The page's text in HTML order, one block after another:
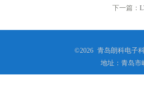
下一篇：
©2026 青岛朗科电子
地址：青岛市